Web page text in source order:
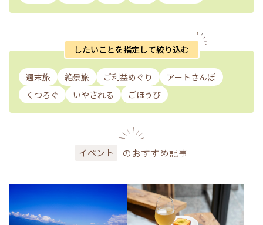
したいことを指定して絞り込む
週末旅 絶景旅 ご利益めぐり
アートさんぽ
くつろぐ
いやされる ごほうび
イベント のおすすめ記事